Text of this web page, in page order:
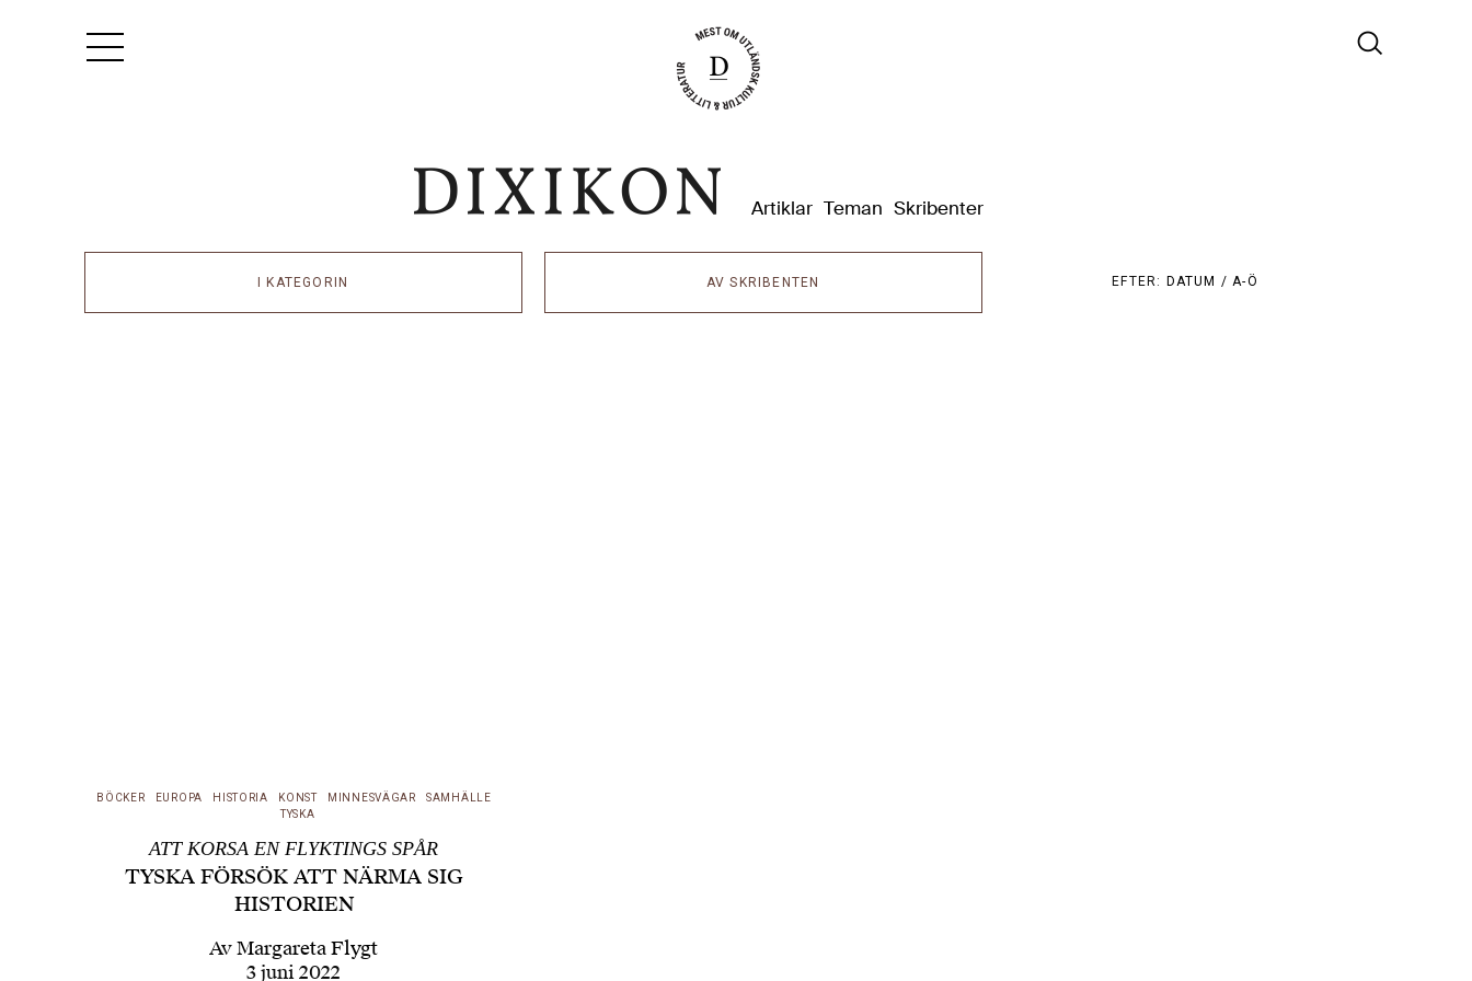
Artiklar Teman Skribenter
I KATEGORIN AV SKRIBENTEN EFTER: DATUM / A-Ö
BÖCKER EUROPA HISTORIA KONST MINNESVÄGAR
SAMHÄLLE
TYSKA
ATT KORSA EN FLYKTINGS SPÅR
TYSKA FÖRSÖK ATT NÄRMA SIG
HISTORIEN
AvMargareta Flygt
3 juni 2022